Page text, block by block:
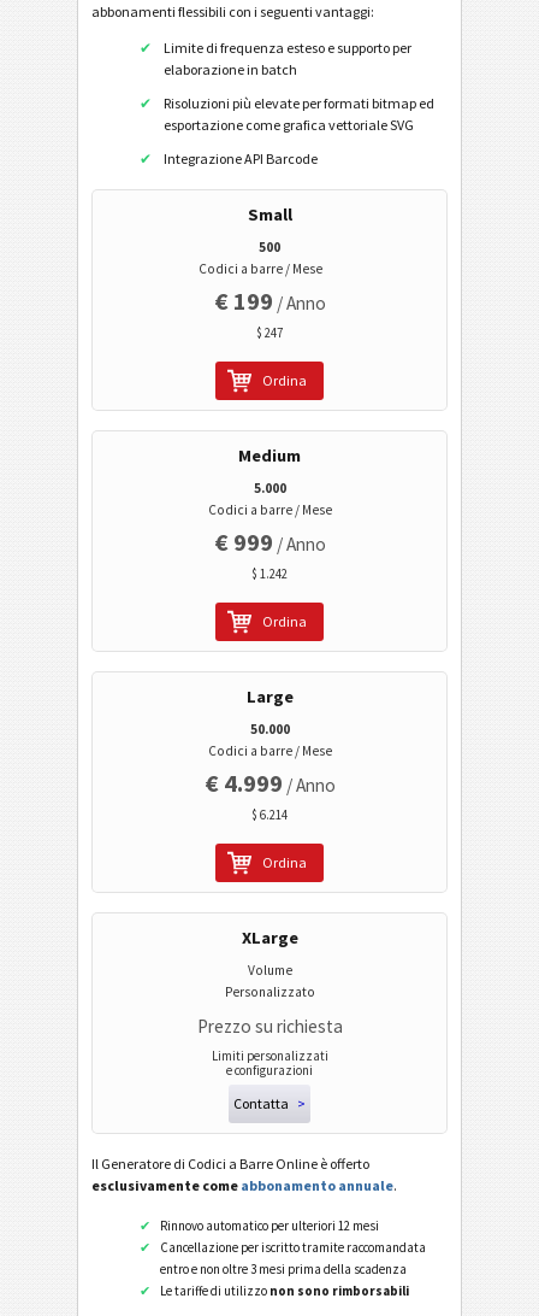
GS1 DataBar
EAN / UPC
Codici 2D
Codici GS1 2D
Attività bancarie e pagamenti
Mobile Tagging
Codici sanitari
Codici ISBN
Business Cards
Codici Evento
Codici Wi-Fi
abbonamenti flessibili con i seguenti vantaggi:
Limite di frequenza esteso e supporto per
elaborazione in batch
Risoluzioni più elevate per formati bitmap ed
esportazione come grafica vettoriale SVG
Integrazione API Barcode
Small
500
Codici a barre / Mese
€ 199 / Anno
$ 247
Ordina
Medium
5.000
Codici a barre / Mese
€ 999 / Anno
$ 1.242
Ordina
Large
50.000
Codici a barre / Mese
€ 4.999 / Anno
$ 6.214
Ordina
XLarge
Volume
Personalizzato
Prezzo su richiesta
Limiti personalizzati
e configurazioni
Contatta >
Il Generatore di Codici a Barre Online è offerto
esclusivamente come abbonamento annuale.
Rinnovo automatico per ulteriori 12 mesi
Cancellazione per iscritto tramite raccomandata
entro e non oltre 3 mesi prima della scadenza
Le tariffe di utilizzo non sono rimborsabili